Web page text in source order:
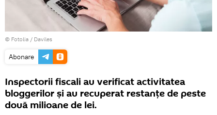
© Fotolia / Daviles
Abonare
Inspectorii fiscali au verificat activitatea
bloggerilor și au recuperat restanțe de peste
două milioane de lei.